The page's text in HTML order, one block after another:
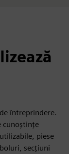
întreprindere.
cunoștințe
piese
secțiuni